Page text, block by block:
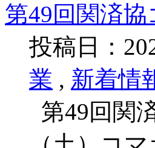
第49回関済
投稿日：
業 , 新着情
第49回関